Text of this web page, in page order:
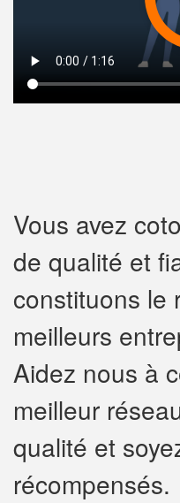
Vous avez
de qualité et
constituons le
meilleurs
Aidez nous à
meilleur
qualité et
récompensés.